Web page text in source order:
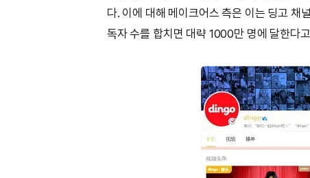
다. 이에 대해 메이크어스 측은 이는 딩고 채
독자 수를 합치면 대략 1000만 명에 달한다